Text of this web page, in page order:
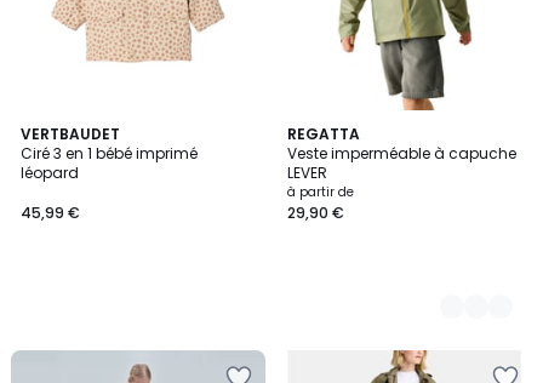
VERTBAUDET
Ciré 3 en 1 bébé imprimé
léopard
45,99 €
REGATTA
Veste imperméable à capuche
LEVER
à partir de
29,90 €
6
Couleurs